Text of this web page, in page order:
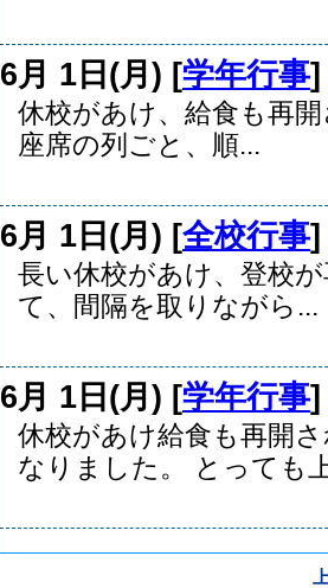
6月 1日(月) [学年行事
休校があけ、給食も再
座席の列ごと、順...
6月 1日(月) [全校行事
長い休校があけ、登校
て、間隔を取りながら...
6月 1日(月) [学年行事
休校があけ給食も再開
なりました。 とっても